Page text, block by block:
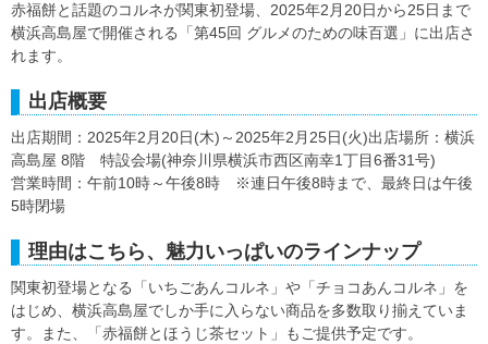
赤福餅と話題のコルネが関東初登場、2025年2月20日から25日まで
横浜高島屋で開催される「第45回 グルメのための味百選」に出店さ
れます。
出店概要
出店期間：2025年2月20日(木)～2025年2月25日(火)出店場所：横浜
高島屋 8階 特設会場(神奈川県横浜市西区南幸1丁目6番31号)
営業時間：午前10時～午後8時 ※連日午後8時まで、最終日は午後
5時閉場
理由はこちら、魅力いっぱいのラインナップ
関東初登場となる「いちごあんコルネ」や「チョコあんコルネ」を
はじめ、横浜高島屋でしか手に入らない商品を多数取り揃えていま
す。また、「赤福餅とほうじ茶セット」もご提供予定です。